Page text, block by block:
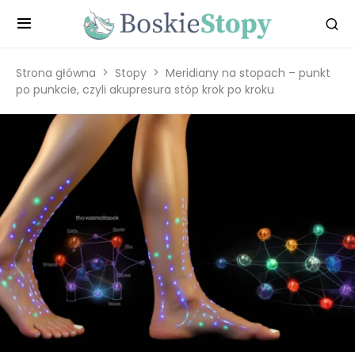
Strona główna Stopy
Meridiany na stopach – punkt
po punkcie, czyli akupresura stóp krok po kroku